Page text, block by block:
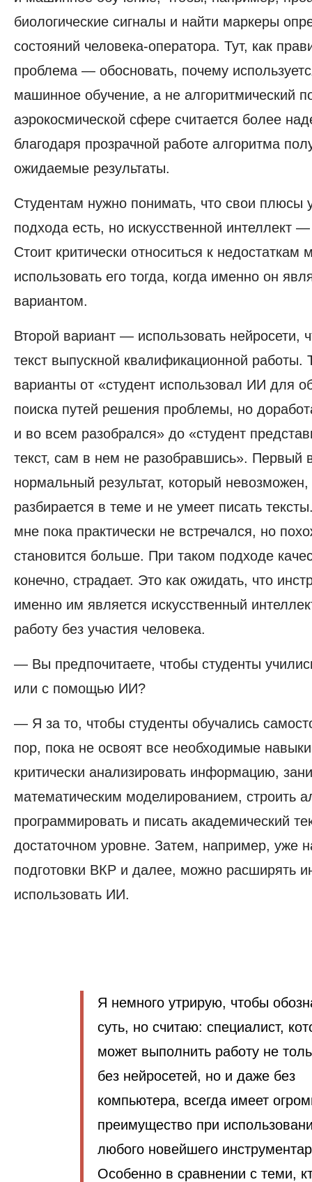
биологические сигналы и найти маркеры
состояний человека-оператора. Тут, как
проблема — обосновать, почему
машинное обучение, а не алгоритмический
аэрокосмической сфере считается более
благодаря прозрачной работе алгоритма
ожидаемые результаты.
Студентам нужно понимать, что свои плюсы
подхода есть, но искусственной интеллект
Стоит критически относиться к недостаткам
использовать его тогда, когда именно он
вариантом.
Второй вариант — использовать нейросети,
текст выпускной квалификационной работы.
варианты от «студент использовал ИИ для
поиска путей решения проблемы, но
и во всем разобрался» до «студент
текст, сам в нем не разобравшись». Первый
нормальный результат, который невозможен,
разбирается в теме и не умеет писать
мне пока практически не встречался, но
становится больше. При таком подходе
конечно, страдает. Это как ожидать, что
именно им является искусственный
работу без участия человека.
— Вы предпочитаете, чтобы студенты
или с помощью ИИ?
— Я за то, чтобы студенты обучались
пор, пока не освоят все необходимые
критически анализировать информацию,
математическим моделированием, строить
программировать и писать академический
достаточном уровне. Затем, например, уже
подготовки ВКР и далее, можно расширять
использовать ИИ.
Я немного утрирую, чтобы
суть, но считаю: специалист,
может выполнить работу не
без нейросетей, но и даже без
компьютера, всегда имеет
преимущество при
любого новейшего
Особенно в сравнении с теми,